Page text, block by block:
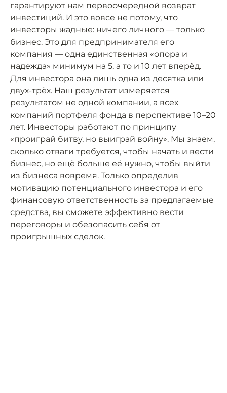
гарантируют нам первоочередной возврат
инвестиций. И это вовсе не потому, что
инвесторы жадные: ничего личного — только
бизнес. Это для предпринимателя его
компания — одна единственная «опора и
надежда» минимум на 5, а то и 10 лет вперёд.
Для инвестора она лишь одна из десятка или
двух-трёх. Наш результат измеряется
результатом не одной компании, а всех
компаний портфеля фонда в перспективе 10–20
лет. Инвесторы работают по принципу
«проиграй битву, но выиграй войну». Мы знаем,
сколько отваги требуется, чтобы начать и вести
бизнес, но ещё больше её нужно, чтобы выйти
из бизнеса вовремя. Только определив
мотивацию потенциального инвестора и его
финансовую ответственность за предлагаемые
средства, вы сможете эффективно вести
переговоры и обезопасить себя от
проигрышных сделок.